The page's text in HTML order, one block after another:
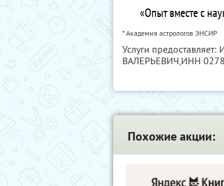
«Опыт вместе с
* Академия астрологов ЭНСИР
Услуги
ВАЛЕРЬЕВИЧ,ИНН
Похожие акции: